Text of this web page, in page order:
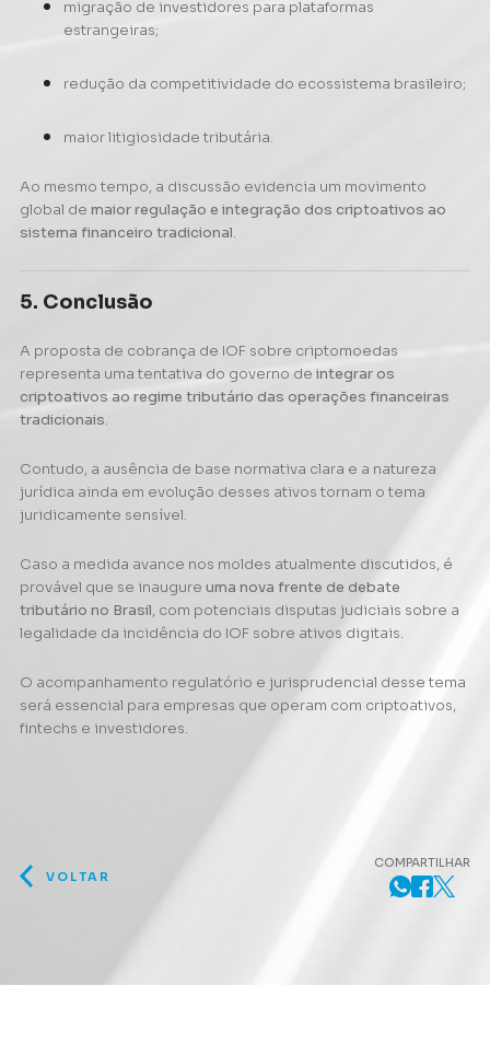
migração de investidores para plataformas
estrangeiras;
redução da competitividade do ecossistema brasileiro;
maior litigiosidade tributária.
Ao mesmo tempo, a discussão evidencia um movimento
global de maior regulação e integração dos criptoativos ao
sistema financeiro tradicional.
5. Conclusão
A proposta de cobrança de IOF sobre criptomoedas
representa uma tentativa do governo de integrar os
criptoativos ao regime tributário das operações financeiras
tradicionais.
Contudo, a ausência de base normativa clara e a natureza
jurídica ainda em evolução desses ativos tornam o tema
juridicamente sensível.
Caso a medida avance nos moldes atualmente discutidos, é
provável que se inaugure uma nova frente de debate
tributário no Brasil, com potenciais disputas judiciais sobre a
legalidade da incidência do IOF sobre ativos digitais.
O acompanhamento regulatório e jurisprudencial desse tema
será essencial para empresas que operam com criptoativos,
fintechs e investidores.
VOLTAR
COMPARTILHAR